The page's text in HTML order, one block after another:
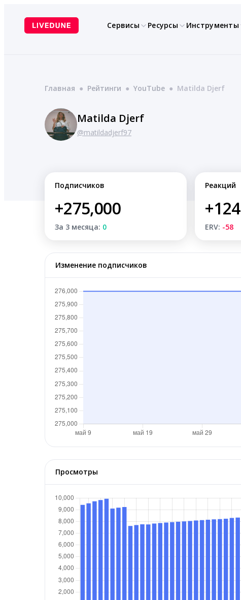
содержимому
Сервисы Ресурсы Инструменты
Главная ● Рейтинги ● YouTube ● Matilda Djerf
Matilda Djerf
@matildadjerf97
Подписчиков
+275,000
За 3 месяца: 0
Реакций
+124
ERV: -58
Изменение подписчиков
Просмотры